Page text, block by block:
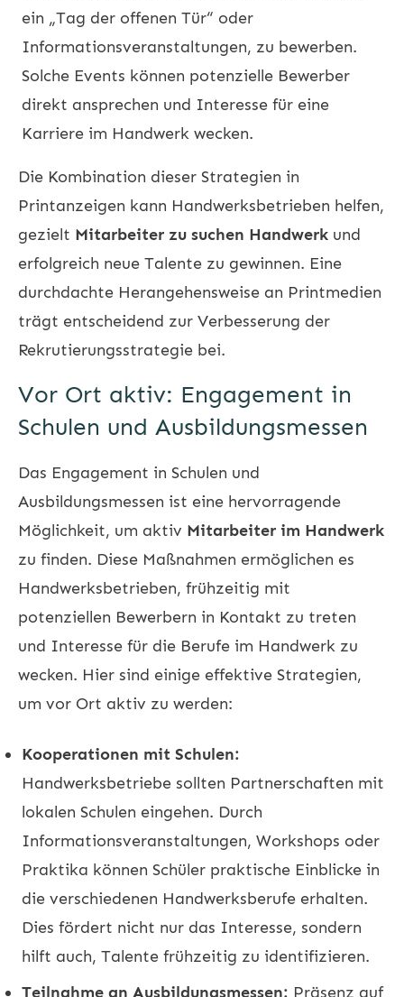
ein „Tag der offenen Tür“ oder
Informationsveranstaltungen, zu bewerben.
Solche Events können potenzielle Bewerber
direkt ansprechen und Interesse für eine
Karriere im Handwerk wecken.
Die Kombination dieser Strategien in
Printanzeigen kann Handwerksbetrieben helfen,
gezielt Mitarbeiter zu suchen Handwerk und
erfolgreich neue Talente zu gewinnen. Eine
durchdachte Herangehensweise an Printmedien
trägt entscheidend zur Verbesserung der
Rekrutierungsstrategie bei.
Vor Ort aktiv: Engagement in
Schulen und Ausbildungsmessen
Das Engagement in Schulen und
Ausbildungsmessen ist eine hervorragende
Möglichkeit, um aktiv Mitarbeiter im Handwerk
zu finden. Diese Maßnahmen ermöglichen es
Handwerksbetrieben, frühzeitig mit
potenziellen Bewerbern in Kontakt zu treten
und Interesse für die Berufe im Handwerk zu
wecken. Hier sind einige effektive Strategien,
um vor Ort aktiv zu werden:
Kooperationen mit Schulen:
Handwerksbetriebe sollten Partnerschaften mit
lokalen Schulen eingehen. Durch
Informationsveranstaltungen, Workshops oder
Praktika können Schüler praktische Einblicke in
die verschiedenen Handwerksberufe erhalten.
Dies fördert nicht nur das Interesse, sondern
hilft auch, Talente frühzeitig zu identifizieren.
Teilnahme an Ausbildungsmessen: Präsenz auf